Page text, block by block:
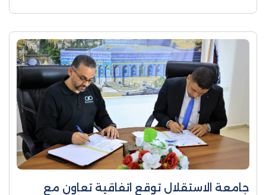
جامعة الاستقلال توقع اتفاقية تعاون مع